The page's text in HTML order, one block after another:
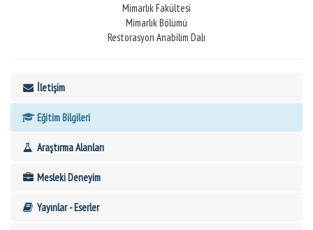
Mimarlık Fakültesi
Mimarlık Bölümü
Restorasyon Anabilim Dalı
İletişim
Eğitim Bilgileri
Araştırma Alanları
Mesleki Deneyim
Yayınlar - Eserler